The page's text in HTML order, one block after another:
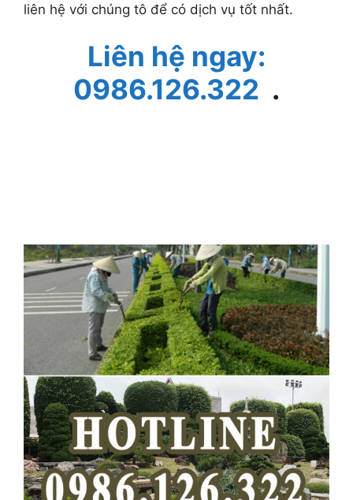
liên hệ với chúng tô để có dịch vụ tốt nhất.
Liên hệ ngay:
0986.126.322 .